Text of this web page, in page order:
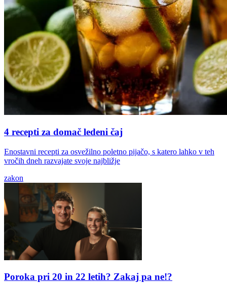
4 recepti za domač ledeni čaj
Enostavni recepti za osvežilno poletno pijačo, s katero lahko v teh
vročih dneh razvajate svoje najbližje
zakon
Poroka pri 20 in 22 letih? Zakaj pa ne!?